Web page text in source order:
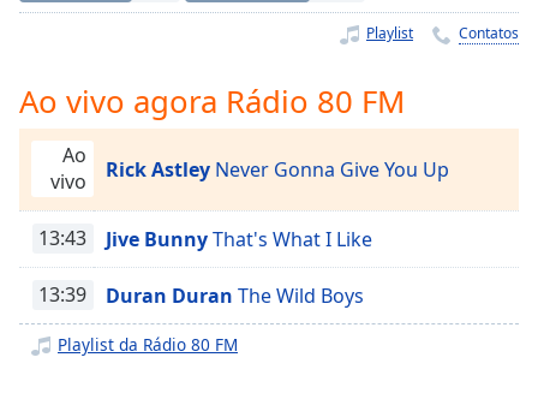
Playback
Rate
Chapters
Chapters
Descriptions
descriptions
off,
selected
Playlist Contatos
Ao vivo agora Rádio 80 FM
Ao
vivo
Rick Astley Never Gonna Give You Up
13:43 Jive BunnyThat's What I Like
13:39 Duran Duran The Wild Boys
Playlist da Rádio 80 FM